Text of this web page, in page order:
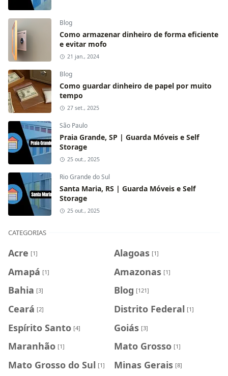
Blog
Como armazenar dinheiro de forma eficiente
e evitar mofo
21 jan., 2024
Blog
Como guardar dinheiro de papel por muito
tempo
27 set., 2025
São Paulo
Praia Grande, SP | Guarda Móveis e Self
Storage
25 out., 2025
Rio Grande do Sul
Santa Maria, RS | Guarda Móveis e Self
Storage
25 out., 2025
CATEGORIAS
Acre [1] Alagoas [1]
Amapá [1] Amazonas [1]
Bahia [3] Blog [121]
Ceará [2] Distrito Federal [1]
Espírito Santo [4] Goiás [3]
Maranhão [1] Mato Grosso [1]
Mato Grosso do Sul [1] Minas Gerais [8]